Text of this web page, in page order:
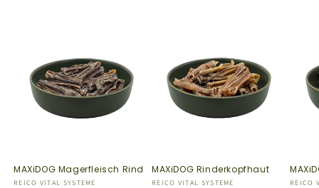
MAXiDOG Magerfleisch Rind
Anbieter:
REICO VITAL SYSTEME
MAXiDOG Rinderkopfhaut
Anbieter:
REICO VITAL SYSTEME REICO